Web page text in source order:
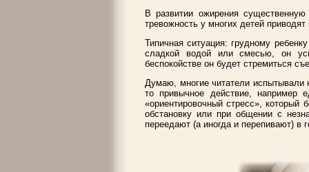
В развитии ожирения
тревожность у многих детей
Типичная ситуация: грудному
сладкой водой или смесью, он
беспокойстве он будет стремиться
Думаю, многие читатели испытывали
то привычное действие, например
«ориентировочный стресс»,
обстановку или при общении с
переедают (а иногда и перепивают) в